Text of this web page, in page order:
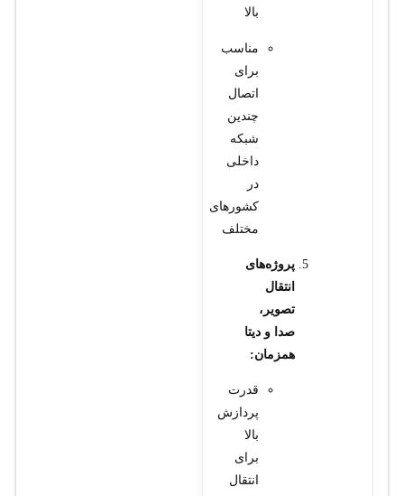
بالا
مناسب
برای
اتصال
چندین
شبکه
داخلی
در
کشورهای
مختلف
پروژه‌های
انتقال
تصویر،
صدا و دیتا
همزمان:
قدرت
پردازش
بالا
برای
انتقال